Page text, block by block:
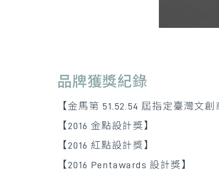
品牌獲獎紀錄
【金馬第 51.52.54 屆指定臺灣文
【2016 金點設計獎】
【2016 紅點設計獎】
【2016 Pentawards 設計獎】